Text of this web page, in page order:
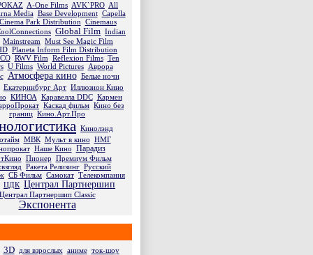
A-One Films AVK`PRO All
Media Base Development Capella
Cinema Park Distribution Cinemaus
Global Film Indian
Mainstream Must See Magic Film
Planeta Inform Film Distribution
RWV Film Reflexion Films Ten
U Films World Pictures
Аврора
Атмосфера кино Белые ночи
Екатеринбург Арт Иллюзион Кино
КИНОА Каравелла DDC Кармен
Каскад фильм Кино без
границ Кино.Арт.Про
Кинолэнд
МВК Мульт в кино НМГ
Наше Кино Парадиз
Пионер Премиум Фильм
Ракета Релизинг Русский
СБ Фильм Самокат Телекомпания
ЦДК Централ Партнершип
Централ Партнершип Classic
Экспонента
3D для взрослых аниме ток-шоу